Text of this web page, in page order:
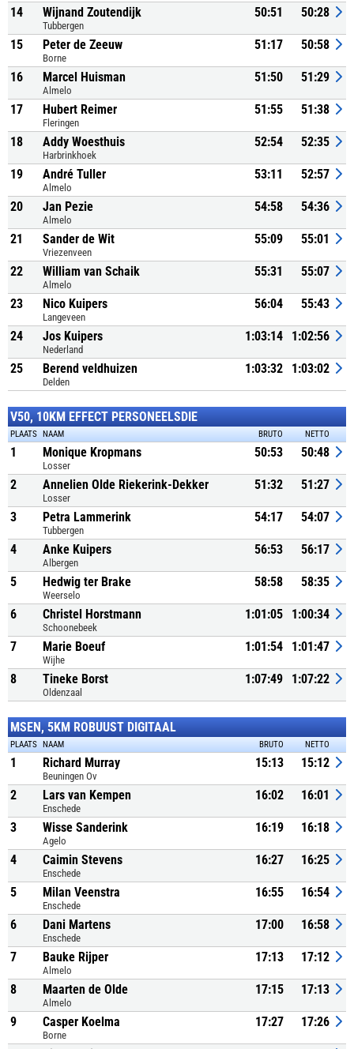
14 Wijnand Zoutendijk
Tubbergen
50:51 50:28
15 Peter de Zeeuw
Borne
51:17 50:58
16 Marcel Huisman
Almelo
51:50 51:29
17 Hubert Reimer
Fleringen
51:55 51:38
18 Addy Woesthuis
Harbrinkhoek
52:54 52:35
19 André Tuller
Almelo
53:11 52:57
20 Jan Pezie
Almelo
54:58 54:36
21 Sander de Wit
Vriezenveen
55:09 55:01
22 William van Schaik
Almelo
55:31 55:07
23 Nico Kuipers
Langeveen
56:04 55:43
24 Jos Kuipers
Nederland
1:03:14 1:02:56
25 Berend veldhuizen
Delden
1:03:32 1:03:02
V50, 10KM EFFECT PERSONEELSDIE
PLAATS NAAM BRUTO NETTO
1 Monique Kropmans
Losser
50:53 50:48
2 Annelien Olde Riekerink-Dekker
Losser
51:32 51:27
3 Petra Lammerink
Tubbergen
54:17 54:07
4 Anke Kuipers
Albergen
56:53 56:17
5 Hedwig ter Brake
Weerselo
58:58 58:35
6 Christel Horstmann
Schoonebeek
1:01:05 1:00:34
7 Marie Boeuf
Wijhe
1:01:54 1:01:47
8 Tineke Borst
Oldenzaal
1:07:49 1:07:22
MSEN, 5KM ROBUUST DIGITAAL
PLAATS NAAM BRUTO NETTO
1 Richard Murray
Beuningen Ov
15:13 15:12
2 Lars van Kempen
Enschede
16:02 16:01
3 Wisse Sanderink
Agelo
16:19 16:18
4 Caimin Stevens
Enschede
16:27 16:25
5 Milan Veenstra
Enschede
16:55 16:54
6 Dani Martens
Enschede
17:00 16:58
7 Bauke Rijper
Almelo
17:13 17:12
8 Maarten de Olde
Almelo
17:15 17:13
9 Casper Koelma
Borne
17:27 17:26